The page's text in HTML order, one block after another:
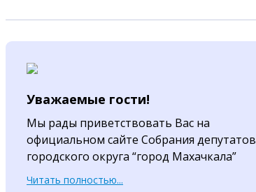
Уважаемые гости!
Мы рады приветствовать Вас на
официальном сайте Собрания депутатов
городского округа “город Махачкала”
Читать полностью...